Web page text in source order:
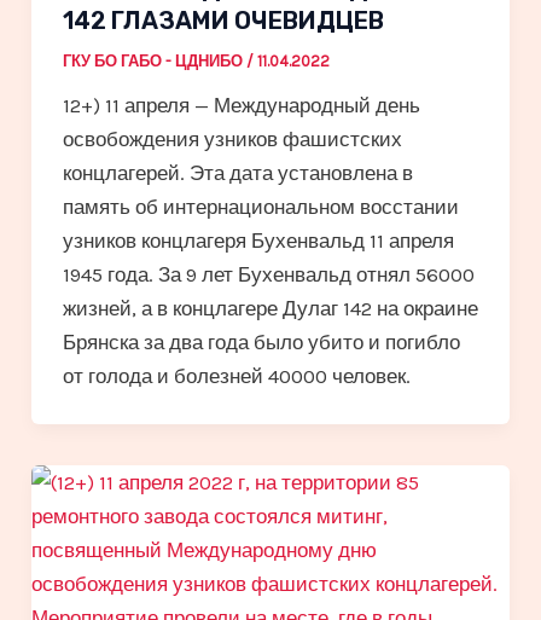
142 ГЛАЗАМИ ОЧЕВИДЦЕВ
ГКУ БО ГАБО - ЦДНИБО / 11.04.2022
12+) 11 апреля — Международный день
освобождения узников фашистских
концлагерей. Эта дата установлена в
память об интернациональном восстании
узников концлагеря Бухенвальд 11 апреля
1945 года. За 9 лет Бухенвальд отнял 56000
жизней, а в концлагере Дулаг 142 на окраине
Брянска за два года было убито и погибло
от голода и болезней 40000 человек.